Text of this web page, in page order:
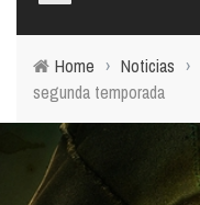
Home › Noticias ›
segunda temporada